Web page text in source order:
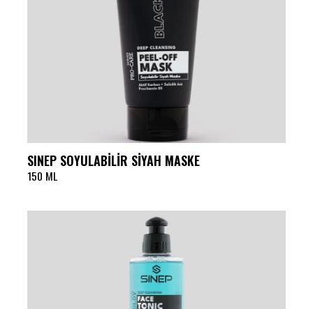
SINEP SOYULABİLİR SİYAH MASKE
150 ML